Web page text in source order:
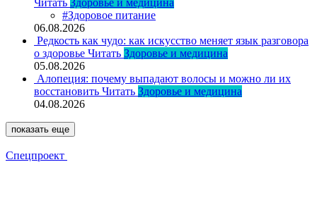
Читать Здоровье и медицина
#Здоровое питание
06.08.2026
Редкость как чудо: как искусство меняет язык разговора
о здоровье Читать Здоровье и медицина
05.08.2026
Алопеция: почему выпадают волосы и можно ли их
восстановить Читать Здоровье и медицина
04.08.2026
показать еще
Спецпроект